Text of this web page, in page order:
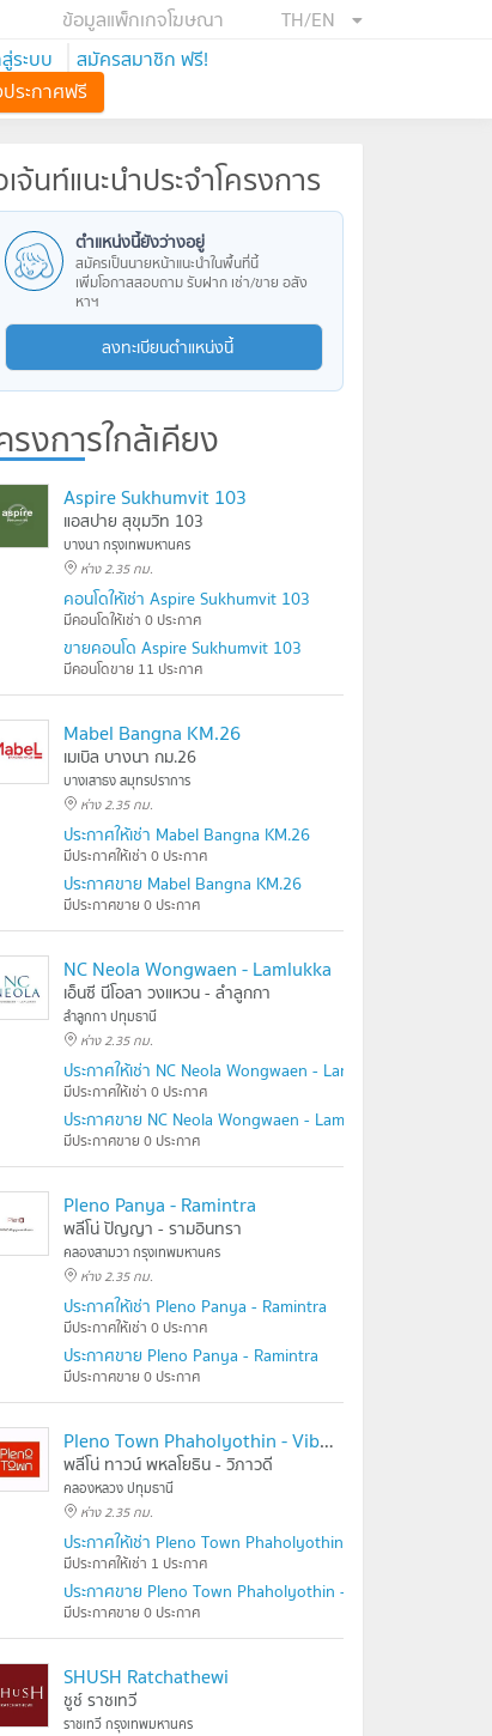
TH/EN
ข้อมูลแพ็กเกจโฆษณา
สู่ระบบ
สมัครสมาชิก ฟรี!
ระกาศฟรี
เจ้นท์แนะนำประจำโครงการ
ตำแหน่งนี้ยังว่างอยู่
สมัครเป็นนายหน้าแนะนำในพื้นที่นี้
เพิ่มโอกาสสอบถาม รับฝาก เช่า/ขาย อสัง
หาฯ
ลงทะเบียนตำแหน่งนี้
รงการใกล้เคียง
Aspire Sukhumvit 103
แอสปาย สุขุมวิท 103
บางนา กรุงเทพมหานคร
ห่าง 2.35 กม.
คอนโดให้เช่า Aspire Sukhumvit 103
มีคอนโดให้เช่า 0 ประกาศ
ขายคอนโด Aspire Sukhumvit 103
มีคอนโดขาย 11 ประกาศ
Mabel Bangna KM.26
เมเบิล บางนา กม.26
บางเสาธง สมุทรปราการ
ห่าง 2.35 กม.
ประกาศให้เช่า Mabel Bangna KM.26
มีประกาศให้เช่า 0 ประกาศ
ประกาศขาย Mabel Bangna KM.26
มีประกาศขาย 0 ประกาศ
NC Neola Wongwaen - Lamlukka
เอ็นซี นีโอลา วงแหวน - ลำลูกกา
ลำลูกกา ปทุมธานี
ห่าง 2.35 กม.
ประกาศให้เช่า NC Neola Wongwaen - Lamlukka
มีประกาศให้เช่า 0 ประกาศ
ประกาศขาย NC Neola Wongwaen - Lamlukka
มีประกาศขาย 0 ประกาศ
Pleno Panya - Ramintra
พลีโน่ ปัญญา - รามอินทรา
คลองสามวา กรุงเทพมหานคร
ห่าง 2.35 กม.
ประกาศให้เช่า Pleno Panya - Ramintra
มีประกาศให้เช่า 0 ประกาศ
ประกาศขาย Pleno Panya - Ramintra
มีประกาศขาย 0 ประกาศ
Pleno Town Phaholyothin - Vibhavadi
พลีโน่ ทาวน์ พหลโยธิน - วิภาวดี
คลองหลวง ปทุมธานี
ห่าง 2.35 กม.
ประกาศให้เช่า Pleno Town Phaholyothin - Vibhavadi
มีประกาศให้เช่า 1 ประกาศ
ประกาศขาย Pleno Town Phaholyothin - Vibhavadi
มีประกาศขาย 0 ประกาศ
SHUSH Ratchathewi
ชูช์ ราชเทวี
ราชเทวี กรุงเทพมหานคร